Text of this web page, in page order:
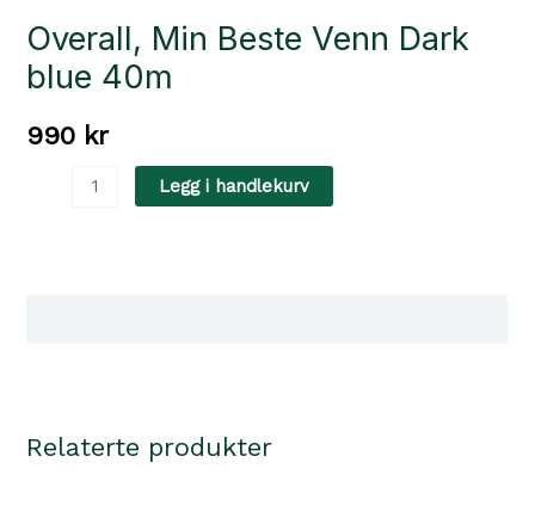
Overall, Min Beste Venn Dark
blue 40m
990 kr
Legg i handlekurv
Relaterte produkter